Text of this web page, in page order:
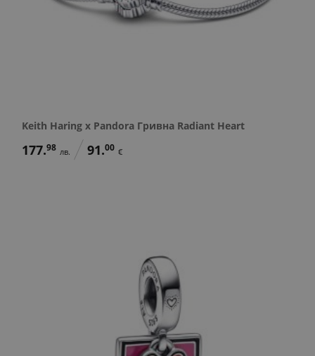
Keith Haring x Pandora Гривна Radiant Heart
177.98 лв. 91.00 €